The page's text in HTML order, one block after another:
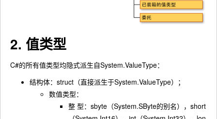
2. 值类型
C#的所有值类型均隐式派生自System.ValueType：
结构体：struct（直接派生于System.ValueType）；
数值类型：
整 型：sbyte（System.SByte的别名），short